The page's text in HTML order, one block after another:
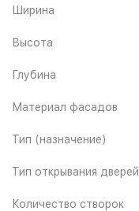
Ширина
Высота
Глубина
Материал фасадов
Тип (назначение)
Тип открывания дверей
Количество створок